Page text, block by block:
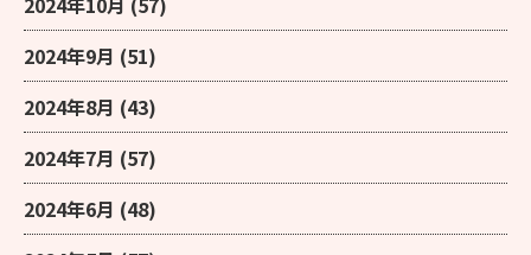
2024年9月 (51)
2024年8月 (43)
2024年7月 (57)
2024年6月 (48)